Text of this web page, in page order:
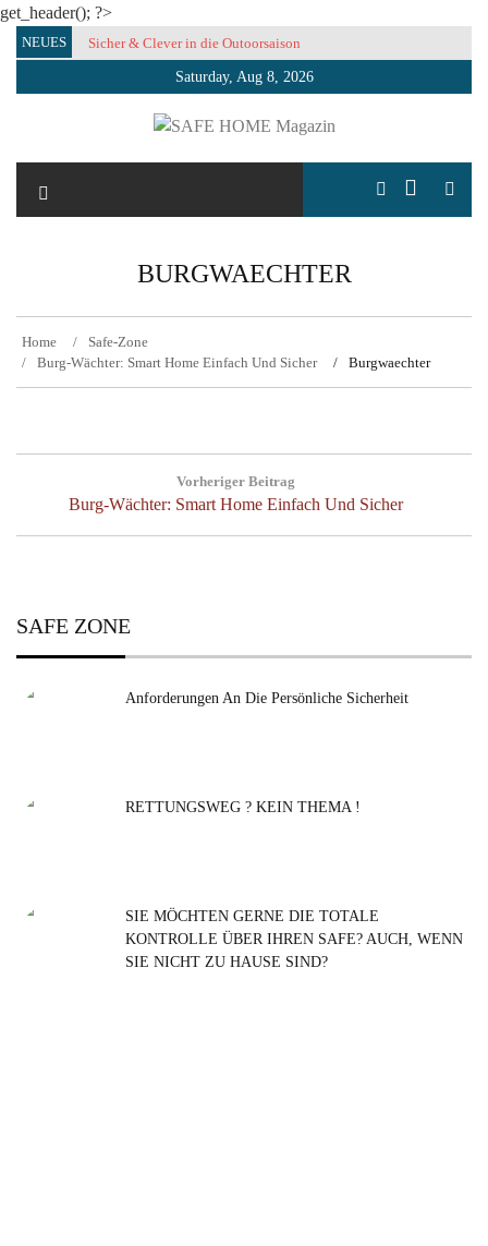
get_header(); ?>
Skip
content
NEUES Sicher & Clever in die Outoorsaison
Saturday, Aug 8, 2026
SAFE HOME Magazin
BURGWAECHTER
Home
Safe-Zone
Burg-Wächter: Smart Home Einfach Und Sicher
Burgwaechter
Vorheriger Beitrag
Previous
Burg-Wächter: Smart Home Einfach Und Sicher
SAFE ZONE
Anforderungen An Die Persönliche Sicherheit
RETTUNGSWEG ? KEIN THEMA !
SIE MÖCHTEN GERNE DIE TOTALE
KONTROLLE ÜBER IHREN SAFE? AUCH, WENN
SIE NICHT ZU HAUSE SIND?